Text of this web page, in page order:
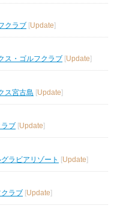
クラブ [Update]
ス・ゴルフクラブ
Update
ス宮古島 [Update]
ブ
Update
ラビアリゾート
[Update]
クラブ [Update]